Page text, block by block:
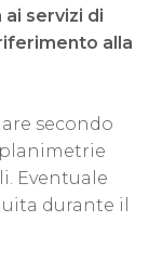
servizi di
alla
secondo
Eventuale
durante il